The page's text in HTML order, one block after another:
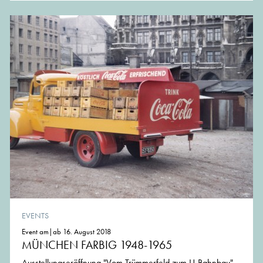
EVENTS
Event am|ab 16. August 2018
MÜNCHEN FARBIG 1948-1965